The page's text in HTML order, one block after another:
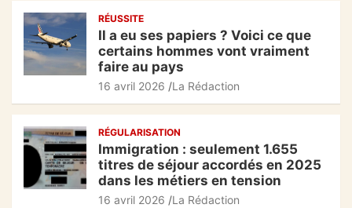
RÉUSSITE
Il a eu ses papiers ? Voici ce que
certains hommes vont vraiment
faire au pays
16 avril 2026 La Rédaction
RÉGULARISATION
Immigration : seulement 1.655
titres de séjour accordés en 2025
dans les métiers en tension
16 avril 2026 La Rédaction